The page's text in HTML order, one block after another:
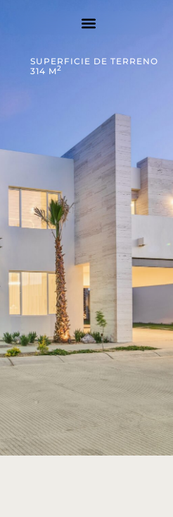
SUPERFICIE DE TERRENO
314 M2